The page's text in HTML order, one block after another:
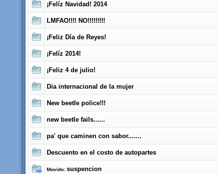
¡Felíz Navidad! 2014
LMFAO!!!! NO!!!!!!!!!
¡Feliz Día de Reyes!
¡Felíz 2014!
¡Feliz 4 de julio!
Dia internacional de la mujer
New beetle police!!!
new beetle fails......
pa' que caminen con sabor.......
Descuento en el costo de autopartes
Movido: suspencion